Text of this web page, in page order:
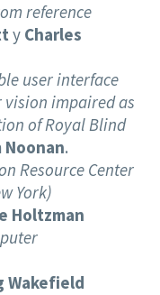
reference
y Charles
user interface
impaired as
of Royal Blind
Noonan.
Resource Center
York)
Holtzman
Wakefield